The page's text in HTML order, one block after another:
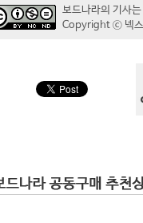
보드나라의 기사는
Copyright ⓒ 넥스